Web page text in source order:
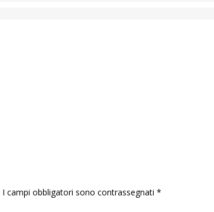
I campi obbligatori sono contrassegnati*